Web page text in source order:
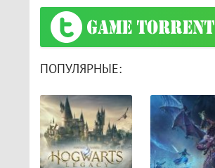
ПОПУЛЯРНЫЕ: